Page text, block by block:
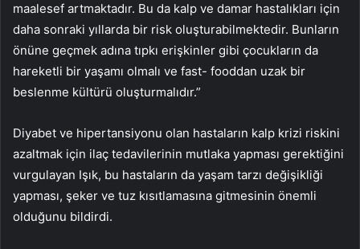
maalesef artmaktadır. Bu da kalp ve damar hastalıkları için
daha sonraki yıllarda bir risk oluşturabilmektedir. Bunların
önüne geçmek adına tıpkı erişkinler gibi çocukların da
hareketli bir yaşamı olmalı ve fast- fooddan uzak bir
beslenme kültürü oluşturmalıdır.”
Diyabet ve hipertansiyonu olan hastaların kalp krizi riskini
azaltmak için ilaç tedavilerinin mutlaka yapması gerektiğini
vurgulayan Işık, bu hastaların da yaşam tarzı değişikliği
yapması, şeker ve tuz kısıtlamasına gitmesinin önemli
olduğunu bildirdi.